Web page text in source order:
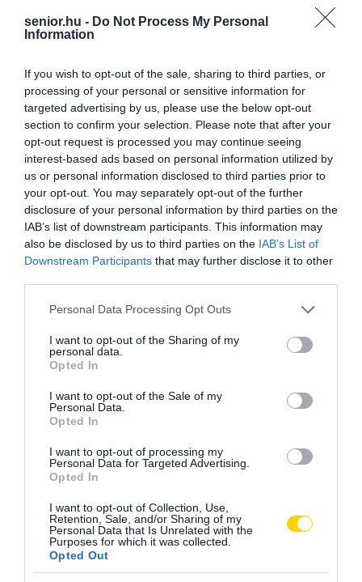
senior.hu - Do Not Process My Personal
Information
If you wish to opt-out of the sale, sharing to third parties, or
processing of your personal or sensitive information for
targeted advertising by us, please use the below opt-out
section to confirm your selection. Please note that after your
opt-out request is processed you may continue seeing
interest-based ads based on personal information utilized by
us or personal information disclosed to third parties prior to
your opt-out. You may separately opt-out of the further
disclosure of your personal information by third parties on the
IAB’s list of downstream participants. This information may
also be disclosed by us to third parties on the IAB’s List of
Downstream Participants that may further disclose it to other
Please note that this website/app uses one or more Google
not limited to your visit or usage behaviour. You may click to
grant or deny consent to Google and its third-party tags to
use your data for below specified purposes in below Google
consent section.
Personal Data Processing Opt Outs
I want to opt-out of the Sharing of my
personal data.
Opted In
I want to opt-out of the Sale of my
Personal Data.
Opted In
I want to opt-out of processing my
Personal Data for Targeted Advertising.
Opted In
I want to opt-out of Collection, Use,
Retention, Sale, and/or Sharing of my
Personal Data that Is Unrelated with the
Purposes for which it was collected.
Opted Out